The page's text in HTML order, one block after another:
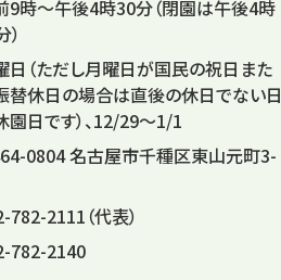
9時～午後4時30分（閉園は午後4時
日（ただし月曜日が国民の祝日また
替休日の場合は直後の休日でない日
園日です）、12/29～1/1
0804 名古屋市千種区東山元町3-
782-2111（代表）
782-2140